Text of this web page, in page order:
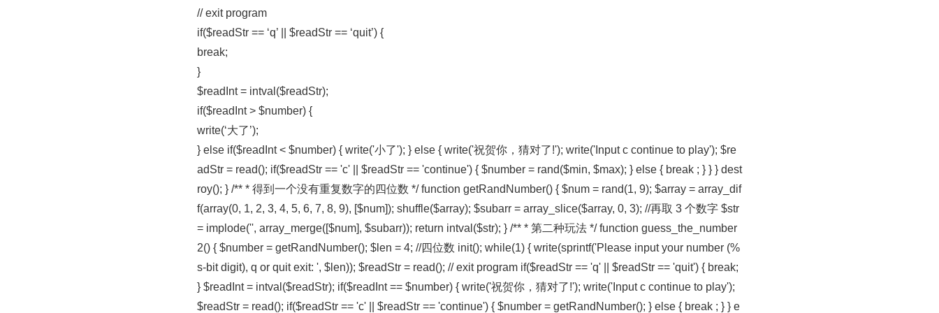
// exit program
if($readStr == ‘q’ || $readStr == ‘quit’) {
break;
}
$readInt = intval($readStr);
if($readInt > $number) {
write(‘大了’);
} else if($readInt < $number) { write('小了'); } else { write('祝贺你，猜对了!'); write('Input c continue to play'); $re
adStr = read(); if($readStr == 'c' || $readStr == 'continue') { $number = rand($min, $max); } else { break ; } } } dest
roy(); } /** * 得到一个没有重复数字的四位数 */ function getRandNumber() { $num = rand(1, 9); $array = array_dif
f(array(0, 1, 2, 3, 4, 5, 6, 7, 8, 9), [$num]); shuffle($array); $subarr = array_slice($array, 0, 3); //再取 3 个数字 $str
= implode('', array_merge([$num], $subarr)); return intval($str); } /** * 第二种玩法 */ function guess_the_number
2() { $number = getRandNumber(); $len = 4; //四位数 init(); while(1) { write(sprintf('Please input your number (%
s-bit digit), q or quit exit: ', $len)); $readStr = read(); // exit program if($readStr == 'q' || $readStr == 'quit') { break;
} $readInt = intval($readStr); if($readInt == $number) { write('祝贺你，猜对了!'); write('Input c continue to play');
$readStr = read(); if($readStr == 'c' || $readStr == 'continue') { $number = getRandNumber(); } else { break ; } } e